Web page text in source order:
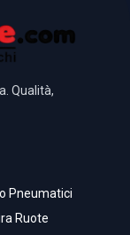
Qualità,
Pneumatici
Ruote